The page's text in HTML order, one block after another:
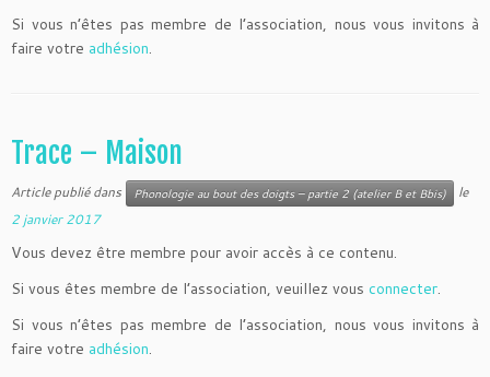
Si vous n’êtes pas membre de l’association, nous vous invitons à
faire votre adhésion.
Trace – Maison
Article publié dans Phonologie au bout des doigts – partie 2 (atelier B et Bbis)
le
2 janvier 2017
Vous devez être membre pour avoir accès à ce contenu.
Si vous êtes membre de l’association, veuillez vous connecter.
Si vous n’êtes pas membre de l’association, nous vous invitons à
faire votre adhésion.